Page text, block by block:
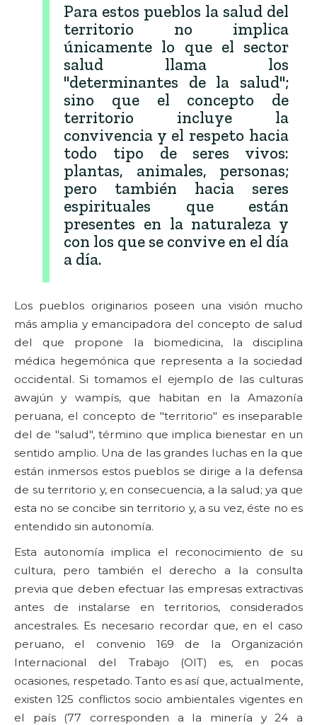
Para estos pueblos la salud del
territorio no implica
únicamente lo que el sector
salud llama los
"determinantes de la salud";
sino que el concepto de
territorio incluye la
convivencia y el respeto hacia
todo tipo de seres vivos:
plantas, animales, personas;
pero también hacia seres
espirituales que están
presentes en la naturaleza y
con los que se convive en el día
a día.
Los pueblos originarios poseen una visión mucho
más amplia y emancipadora del concepto de salud
del que propone la biomedicina, la disciplina
médica hegemónica que representa a la sociedad
occidental. Si tomamos el ejemplo de las culturas
awajún y wampís, que habitan en la Amazonía
peruana, el concepto de "territorio" es inseparable
del de "salud", término que implica bienestar en un
sentido amplio. Una de las grandes luchas en la que
están inmersos estos pueblos se dirige a la defensa
de su territorio y, en consecuencia, a la salud; ya que
esta no se concibe sin territorio y, a su vez, éste no es
entendido sin autonomía.
Esta autonomía implica el reconocimiento de su
cultura, pero también el derecho a la consulta
previa que deben efectuar las empresas extractivas
antes de instalarse en territorios, considerados
ancestrales. Es necesario recordar que, en el caso
peruano, el convenio 169 de la Organización
Internacional del Trabajo (OIT) es, en pocas
ocasiones, respetado. Tanto es así que, actualmente,
existen 125 conflictos socio ambientales vigentes en
el país (77 corresponden a la minería y 24 a